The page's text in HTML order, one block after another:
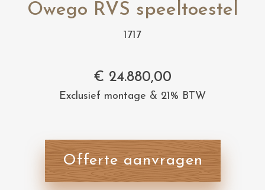
Owego RVS speeltoestel
1717
€ 24.880,00
Exclusief montage & 21% BTW
Offerte aanvragen